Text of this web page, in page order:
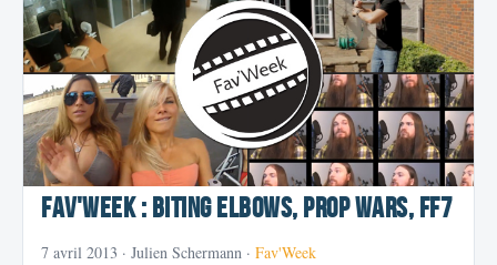
Fav'Week : Biting Elbows, Prop Wars, FF7
7 avril 2013 · Julien Schermann · Fav'Week